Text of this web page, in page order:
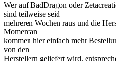
Wer auf BadDragon oder
sind teilweise seid
mehreren Wochen raus und die
Momentan
kommen hier einfach mehr
von den
Herstellern geliefert wird,